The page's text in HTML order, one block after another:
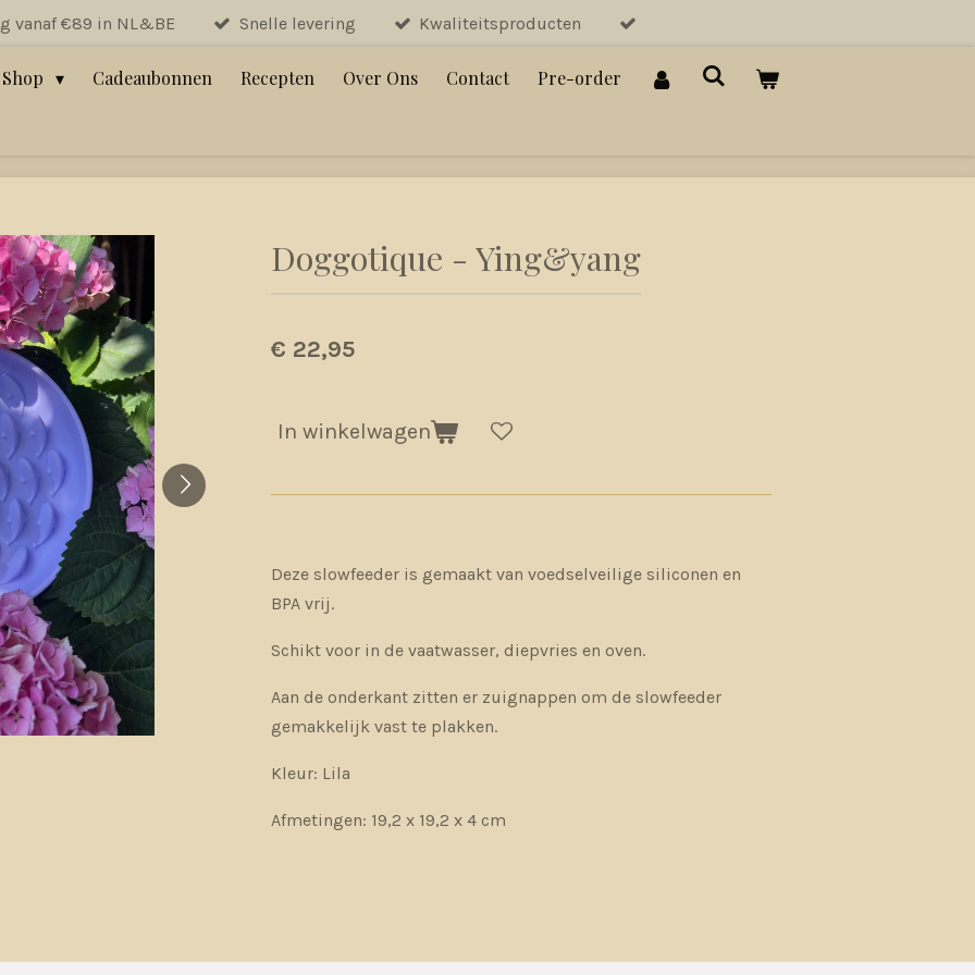
vanaf €89 in NL&BE Snelle levering Kwaliteitsproducten
Shop Cadeaubonnen Recepten Over Ons Contact Pre-order
Doggotique - Ying&yang
€ 22,95
In winkelwagen
Deze slowfeeder is gemaakt van voedselveilige siliconen en
BPA vrij.
Schikt voor in de vaatwasser, diepvries en oven.
Aan de onderkant zitten er zuignappen om de slowfeeder
gemakkelijk vast te plakken.
Kleur: Lila
Afmetingen: 19,2 x 19,2 x 4 cm